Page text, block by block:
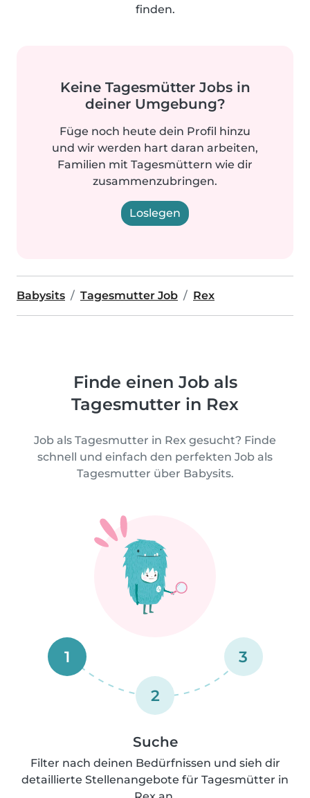
finden.
Keine Tagesmütter Jobs in
deiner Umgebung?
Füge noch heute dein Profil hinzu
und wir werden hart daran arbeiten,
Familien mit Tagesmüttern wie dir
zusammenzubringen.
Loslegen
Babysits Tagesmutter Job Rex
Finde einen Job als
Tagesmutter in Rex
Job als Tagesmutter in Rex gesucht? Finde
schnell und einfach den perfekten Job als
Tagesmutter über Babysits.
1
2
3
Suche
Filter nach deinen Bedürfnissen und sieh dir
detaillierte Stellenangebote für Tagesmütter in